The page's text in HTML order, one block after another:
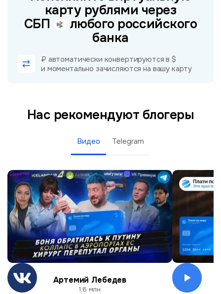
карту рублями через
СБП
любого российского
банка
₽ автоматически конвертируются в $
и моментально зачисляются на вашу карту
Нас рекомендуют блогеры
Видео Telegram
Артемий Лебедев
1,6 млн